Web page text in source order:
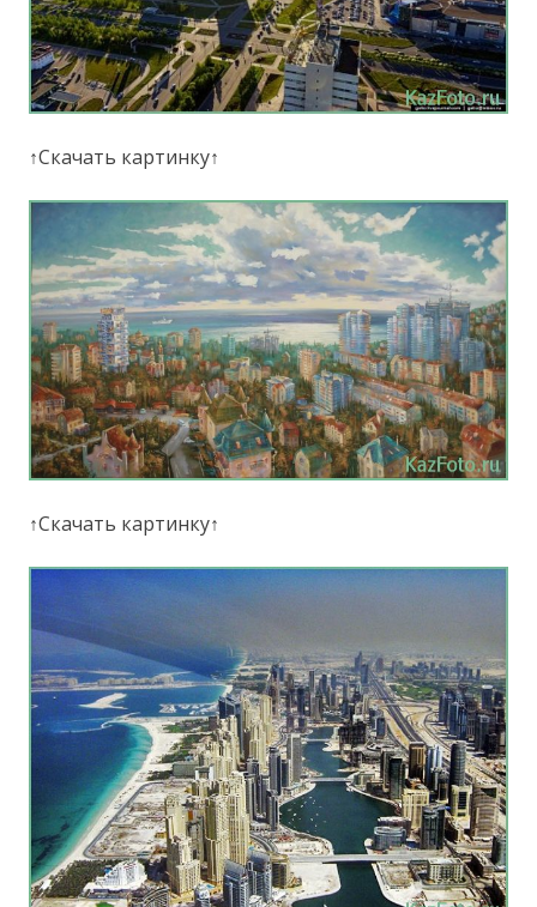
↑Скачать картинку↑
↑Скачать картинку↑